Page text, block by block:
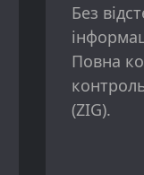
Без
Повна
(ZIG).